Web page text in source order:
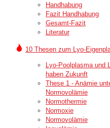
Handhabung
Fazit Handhabung
Gesamt-Fazit
Literatur
10 Thesen zum Lyo-
Lyo-Poolplasma und
haben Zukunft
These 1 - Anämie
Normovolämie
Normothermie
Normoxie
Normovolämie